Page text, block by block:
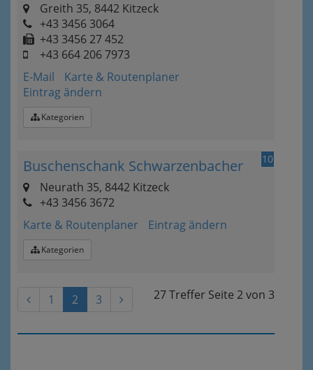
Greith 35, 8442 Kitzeck
+43 3456 3064
+43 3456 27 452
+43 664 206 7973
E-Mail
Karte & Routenplaner
Eintrag ändern
Kategorien
10
Buschenschank Schwarzenbacher
Neurath 35, 8442 Kitzeck
+43 3456 3672
Karte & Routenplaner
Eintrag ändern
Kategorien
27 Treffer Seite 2von 3
1 2 3